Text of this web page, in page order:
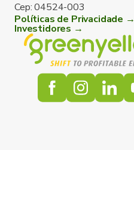
Cep: 04524-003
Políticas de Privacidade →
Investidores →